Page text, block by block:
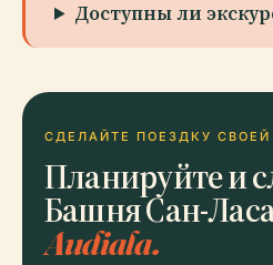
Доступны ли
СДЕЛАЙТЕ ПОЕЗДКУ СВОЕЙ
Планируйте и
Башня Сан-
Audiala.